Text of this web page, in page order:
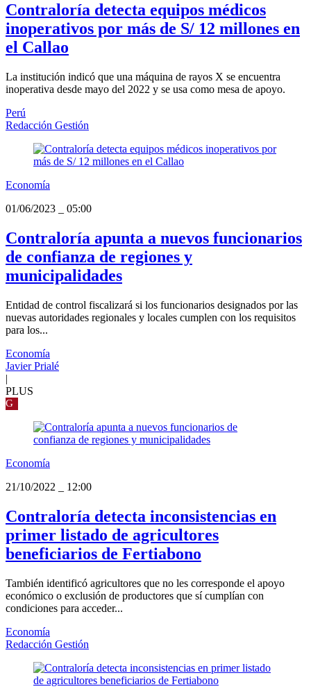
Contraloría detecta equipos médicos
inoperativos por más de S/ 12 millones en
el Callao
La institución indicó que una máquina de rayos X se encuentra
inoperativa desde mayo del 2022 y se usa como mesa de apoyo.
Perú
Redacción Gestión
Economía
01/06/2023
05:00
Contraloría apunta a nuevos funcionarios
de confianza de regiones y
municipalidades
Entidad de control fiscalizará si los funcionarios designados por las
nuevas autoridades regionales y locales cumplen con los requisitos
para los...
Economía
Javier Prialé
|
PLUS
G
Economía
21/10/2022
12:00
Contraloría detecta inconsistencias en
primer listado de agricultores
beneficiarios de Fertiabono
También identificó agricultores que no les corresponde el apoyo
económico o exclusión de productores que sí cumplían con
condiciones para acceder...
Economía
Redacción Gestión